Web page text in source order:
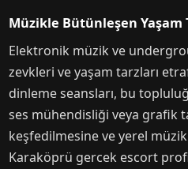
Müzikle Bütünleşen Yaşam
Elektronik müzik ve
zevkleri ve yaşam tarzları
dinleme seansları, bu
ses mühendisliği veya grafik
keşfedilmesine ve yerel müzik
Karaköprü gercek escort